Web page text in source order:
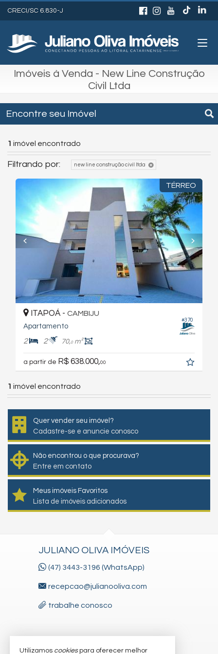
CRECI/SC 6.830-J
Imóveis à Venda - New Line Construção
Civil Ltda
Encontre seu Imóvel
1 imóvel encontrado
Filtrando por: new line construção civil ltda
TÉRREO
#370
ITAPOÁ - CAMBIJU
Apartamento
2 2 70,0m²
a partir de R$ 638.000,00
1 imóvel encontrado
Quer vender seu imóvel?
Cadastre-se e anuncie conosco
Não encontrou o que procurava?
Entre em contato
Meus imóveis Favoritos
Lista de imóveis adicionados
JULIANO OLIVA IMÓVEIS
(47) 3443-3196 (WhatsApp)
recepcao@julianooliva.com
trabalhe conosco
VEJA MAIS
Utilizamos cookiespara oferecer melhor